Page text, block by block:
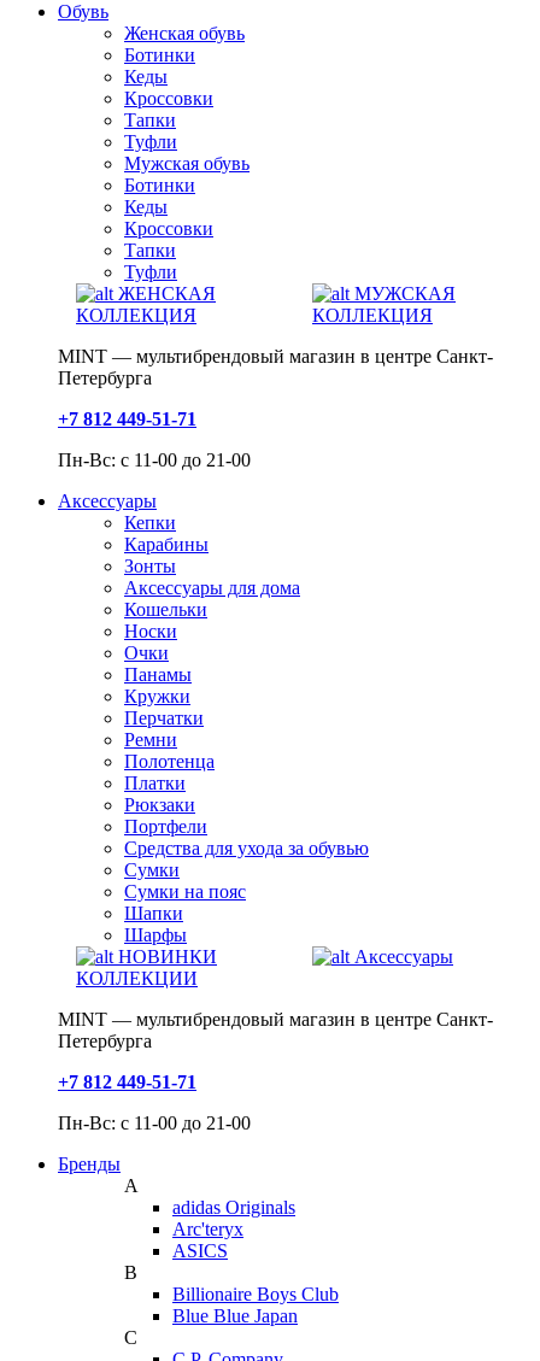
Обувь
Женская обувь
Ботинки
Кеды
Кроссовки
Тапки
Туфли
Мужская обувь
Ботинки
Кеды
Кроссовки
Тапки
Туфли
ЖЕНСКАЯ
КОЛЛЕКЦИЯ
МУЖСКАЯ
КОЛЛЕКЦИЯ
MINT — мультибрендовый магазин в центре Санкт-
Петербурга
+7 812 449-51-71
Пн-Вс: с 11-00 до 21-00
Аксессуары
Кепки
Карабины
Зонты
Аксессуары для дома
Кошельки
Носки
Очки
Панамы
Кружки
Перчатки
Ремни
Полотенца
Платки
Рюкзаки
Портфели
Средства для ухода за обувью
Сумки
Сумки на пояс
Шапки
Шарфы
НОВИНКИ
КОЛЛЕКЦИИ
Аксессуары
MINT — мультибрендовый магазин в центре Санкт-
Петербурга
+7 812 449-51-71
Пн-Вс: с 11-00 до 21-00
Бренды
A
adidas Originals
Arc'teryx
ASICS
B
Billionaire Boys Club
Blue Blue Japan
C